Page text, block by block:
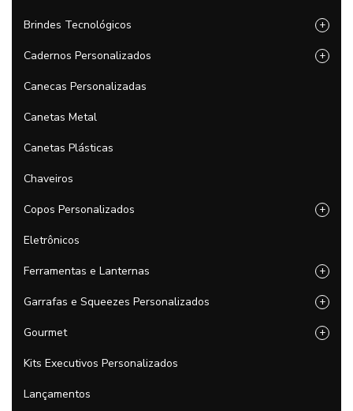
Brindes Tecnológicos +
Cadernos Personalizados +
Canecas Personalizadas
Canetas Metal
Canetas Plásticas
Chaveiros
Copos Personalizados +
Eletrônicos
Ferramentas e Lanternas +
Garrafas e Squeezes Personalizados +
Gourmet +
Kits Executivos Personalizados
Lançamentos